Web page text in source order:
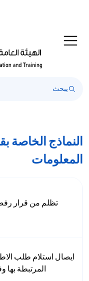
النماذج الخاصة
المعلومات
تظلم من قرار
ايصال استلام طلب
المرتبطة بها وفق